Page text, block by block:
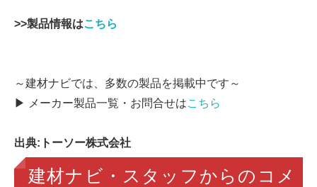
>>製品情報はこちら
～建材ナビでは、多数の製品を掲載中です～
▶ メーカー製品一覧・お問合せはこちら
出典:トーソー株式会社
建材ナビ・スタッフからのコメ